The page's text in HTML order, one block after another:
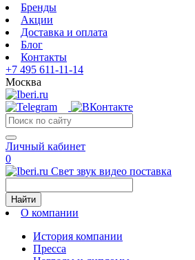
Бренды
Акции
Доставка и оплата
Блог
Контакты
+7 495 611-11-14
Москва
Личный кабинет
0
Свет звук видео поставка
Найти
О компании
История компании
Пресса